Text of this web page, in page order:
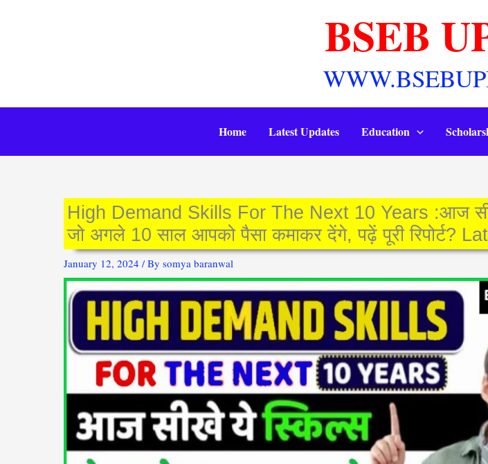
BSEB
Home Latest Updates Education
High Demand Skills For The Next 10 Years :आज
जो अगले 10 साल आपको पैसा कमाकर देंगे, पढ़ें पूरी रिपोर्ट?
January 12, 2024 / By somya baranwal